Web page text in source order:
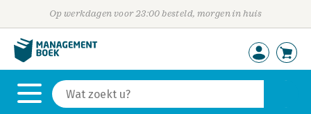
Op werkdagen voor 23:00 besteld, morgen in huis